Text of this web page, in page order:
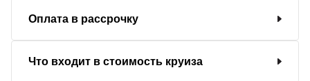
Оплата в рассрочку
Что входит в стоимость круиза